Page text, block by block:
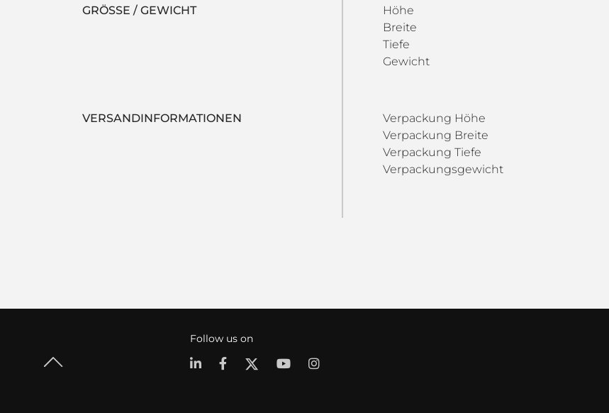
GRÖSSE / GEWICHT Höhe
Breite
Tiefe
Gewicht
VERSANDINFORMATIONEN Verpackung Höhe
Verpackung Breite
Verpackung Tiefe
Verpackungsgewicht
Follow us on